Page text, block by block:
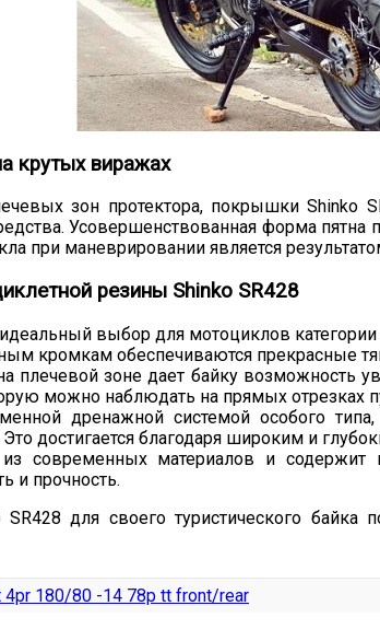
крутых виражах
зон протектора, покрышки
Усовершенствованная форма
при маневрировании является
резины Shinko SR428
выбор для мотоциклов категории
кромкам обеспечиваются прекрасные
плечевой зоне дает байку возможность
можно наблюдать на прямых отрезках
дренажной системой особого
Это достигается благодаря широким и
современных материалов и
и прочность.
для своего туристического